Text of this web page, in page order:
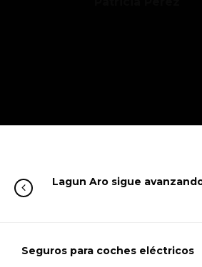
Lagun Aro sigue
Seguros para coches eléctricos